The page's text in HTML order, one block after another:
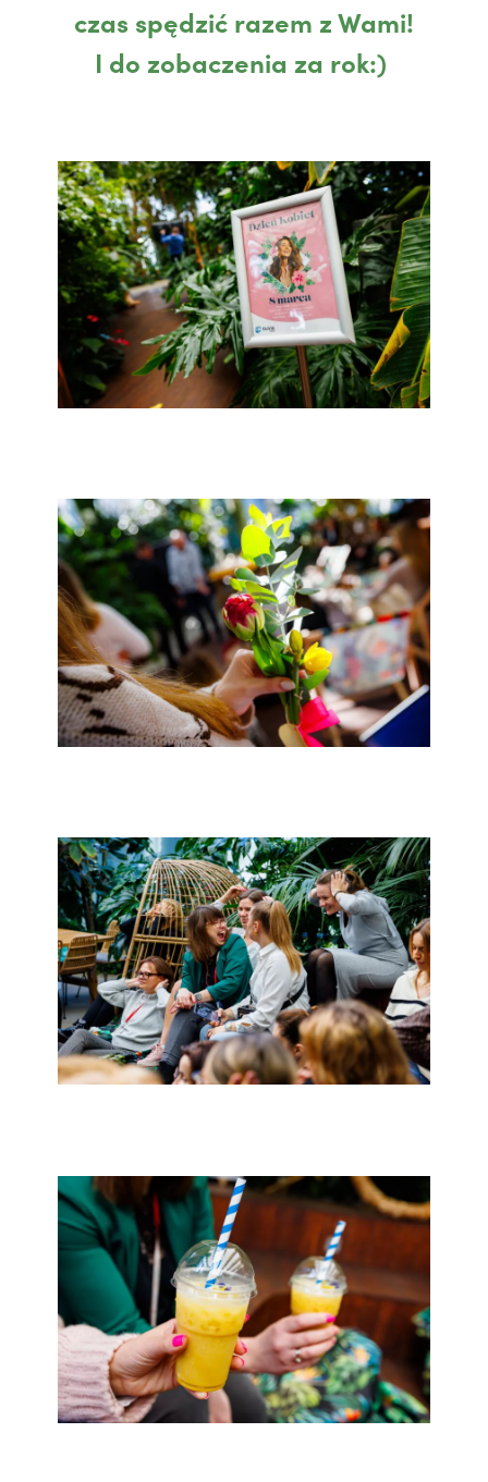
czas spędzić razem z Wami!
I do zobaczenia za rok:)